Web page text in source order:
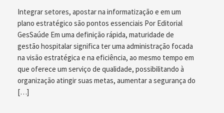
Integrar setores, apostar na informatização e em um
plano estratégico são pontos essenciais Por Editorial
GesSaúde Em uma definição rápida, maturidade de
gestão hospitalar significa ter uma administração focada
na visão estratégica e na eficiência, ao mesmo tempo em
que oferece um serviço de qualidade, possibilitando à
organização atingir suas metas, aumentar a segurança do
[…]